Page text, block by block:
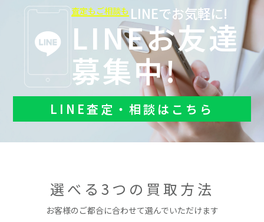
査定もご相談も LINEでお気軽に!
LINEお友達
募集中!
LINE査定・相談はこちら
選べる3つの買取方法
お客様のご都合に合わせて選んでいただけます